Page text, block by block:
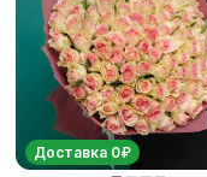
Доставка 0₽